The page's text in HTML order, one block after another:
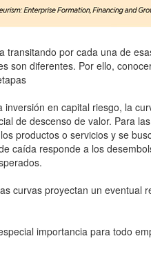
transitando por cada una de
son diferentes. Por ello,
inversión en capital riesgo, la
de descenso de valor. Para
productos o servicios y se
caída responde a los
curvas proyectan un eventual
importancia para todo